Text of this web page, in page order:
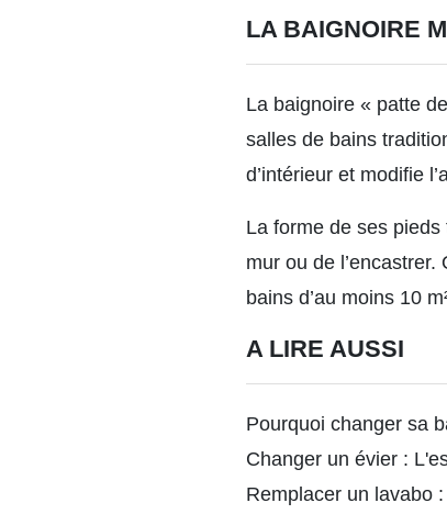
LA BAIGNOIRE
La baignoire « patte
salles de bains
d’intérieur et modifie
La forme de ses
mur ou de
bains d’au moins 10
A LIRE AUSSI
Pourquoi changer sa
Changer un évier :
Remplacer un lavabo